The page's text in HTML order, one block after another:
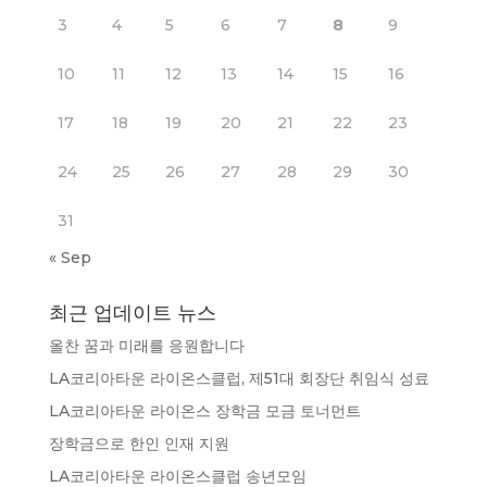
3 4 5 6 7 8 9
10 11 12 13 14 15 16
17 18 19 20 21 22 23
24 25 26 27 28 29 30
31
« Sep
최근 업데이트 뉴스
올찬 꿈과 미래를 응원합니다
LA코리아타운 라이온스클럽, 제51대 회장단 취임식 성료
LA코리아타운 라이온스 장학금 모금 토너먼트
장학금으로 한인 인재 지원
LA코리아타운 라이온스클럽 송년모임